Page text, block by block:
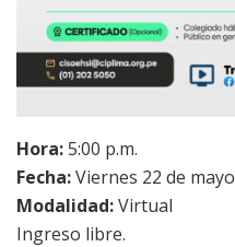
Hora:5:00 p.m.
Fecha:Viernes 22 de mayo
Modalidad:Virtual
Ingreso libre.